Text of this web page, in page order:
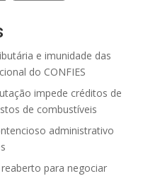
e imunidade das
do CONFIES
impede créditos de
de combustíveis
administrativo
para negociar